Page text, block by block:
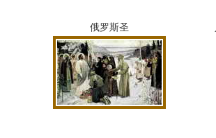
俄罗斯圣